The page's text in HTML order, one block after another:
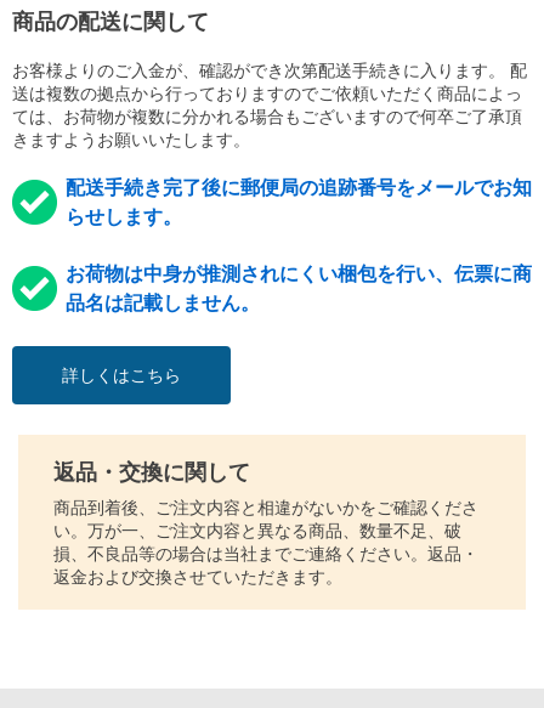
商品の配送に関して
お客様よりのご入金が、確認ができ次第配送手続きに入ります。 配
送は複数の拠点から行っておりますのでご依頼いただく商品によっ
ては、お荷物が複数に分かれる場合もございますので何卒ご了承頂
きますようお願いいたします。
配送手続き完了後に郵便局の追跡番号をメールでお知
らせします。
お荷物は中身が推測されにくい梱包を行い、伝票に商
品名は記載しません。
詳しくはこちら
返品・交換に関して
商品到着後、ご注文内容と相違がないかをご確認くださ
い。万が一、ご注文内容と異なる商品、数量不足、破
損、不良品等の場合は当社までご連絡ください。返品・
返金および交換させていただきます。